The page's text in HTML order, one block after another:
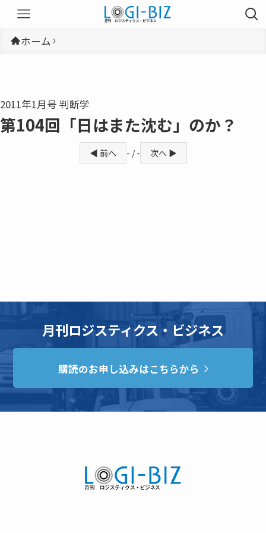
ホーム
2011年1月号 判断学
第104回「日はまた沈む」のか？
◀ 前へ - / - 次へ ▶
月刊ロジスティクス・ビジネス
購読のお申し込みはこちらから